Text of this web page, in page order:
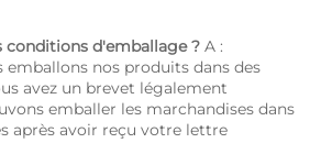
conditions d'emballage ? A :
emballons nos produits dans des
avez un brevet légalement
emballer les marchandises dans
après avoir reçu votre lettre